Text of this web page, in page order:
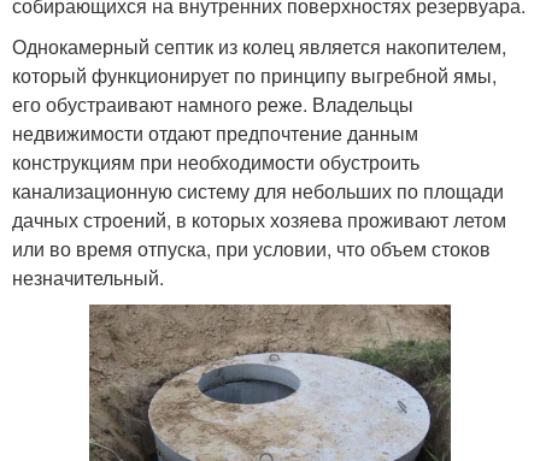
Однокамерный септик из колец является накопителем,
который функционирует по принципу выгребной ямы,
его обустраивают намного реже. Владельцы
недвижимости отдают предпочтение данным
конструкциям при необходимости обустроить
канализационную систему для небольших по площади
дачных строений, в которых хозяева проживают летом
или во время отпуска, при условии, что объем стоков
незначительный.